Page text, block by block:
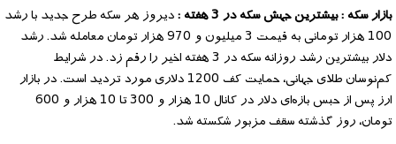
بازار سکه : بیشترین جهش سکه در 3 هفته :
دیروز هر سکه طرح جدید با رشد
100 هزار تومانی به قیمت 3 میلیون و 970 هزار تومان معامله شد. رشد
دلار بیشترین رشد روزانه سکه در 3 هفته اخیر را رقم زد. در شرایط
کم‌نوسان طلای جهانی، حمایت کف 1200 دلاری مورد تردید است. در بازار
ارز پس از حبس بازه‌ای دلار در کانال 10 هزار و 300 تا 10 هزار و 600
تومان، روز گذشته سقف مزبور شکسته شد.